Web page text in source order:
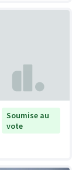
Soumise au
vote